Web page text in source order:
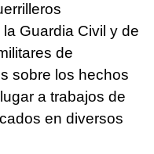
Guardia Civil y de
de
sobre los hechos
a trabajos de
en diversos